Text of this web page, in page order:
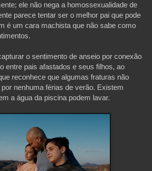
ele não nega a homossexualidade de
parece tentar ser o melhor pai que pode
é um cara machista que não sabe como
o sentimento de anseio por conexão
entre pais afastados e seus filhos, ao
reconhece que algumas fraturas não
nenhuma férias de verão. Existem
a água da piscina podem lavar.